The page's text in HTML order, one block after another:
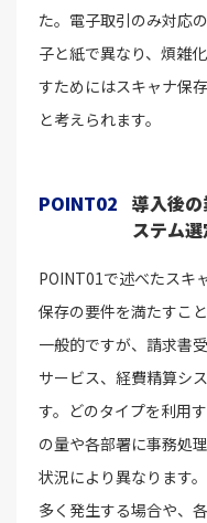
た。電子取引のみ対応
子と紙で異なり、煩雑
すためにはスキャナ保
と考えられます。
POINT02 導入後
ステム
POINT01で述べたスキ
保存の要件を満たすこ
一般的ですが、請求書
サービス、経費精算シ
す。どのタイプを利用
の量や各部署に事務処
状況により異なります
多く発生する場合や、